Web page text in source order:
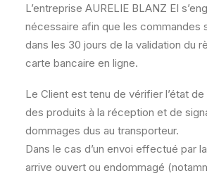
L’entreprise AURELIE BLANZ EI
nécessaire afin que les commandes
dans les 30 jours de la validation du
carte bancaire en ligne.
Le Client est tenu de vérifier l’état de
des produits à la réception et de
dommages dus au transporteur.
Dans le cas d’un envoi effectué par
arrive ouvert ou endommagé